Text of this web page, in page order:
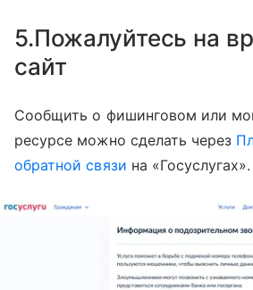
5.Пожалуйтесь на
сайт
Сообщить о фишинговом или
ресурсе можно сделать через
обратной связи на «Госуслугах».